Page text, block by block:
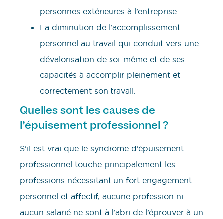
personnes extérieures à l’entreprise.
La diminution de l’accomplissement
personnel au travail qui conduit vers une
dévalorisation de soi-même et de ses
capacités à accomplir pleinement et
correctement son travail.
Quelles sont les causes de
l’épuisement professionnel ?
S’il est vrai que le syndrome d’épuisement
professionnel touche principalement les
professions nécessitant un fort engagement
personnel et affectif, aucune profession ni
aucun salarié ne sont à l’abri de l’éprouver à un